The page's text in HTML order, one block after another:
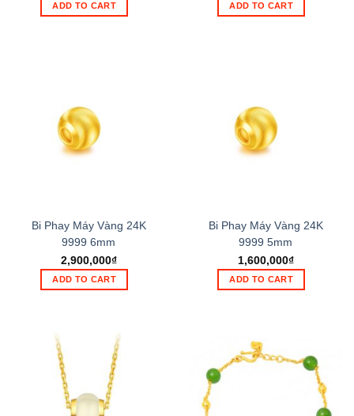
ADD TO CART ADD TO CART
Bi Phay Máy Vàng 24K
9999 6mm
2,900,000₫
ADD TO CART
Bi Phay Máy Vàng 24K
9999 5mm
1,600,000₫
ADD TO CART